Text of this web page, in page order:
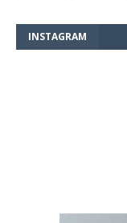
INSTAGRAM